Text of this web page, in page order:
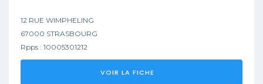
12 RUE WIMPHELING
67000 STRASBOURG
Rpps : 10005301212
VOIR LA FICHE